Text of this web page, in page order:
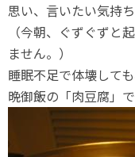
思い、言いたい気持
（今朝、ぐずぐずと
ません。）
睡眠不足で体壊して
晩御飯の「肉豆腐」で